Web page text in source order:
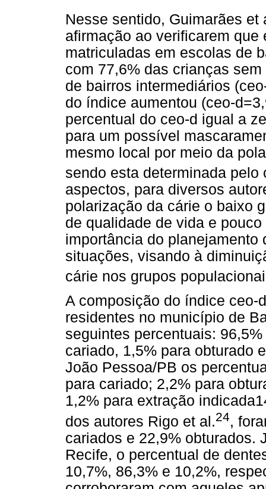
Nesse sentido, Guimarães et
afirmação ao verificarem
matriculadas em escolas de
com 77,6% das crianças
de bairros intermediários
do índice aumentou (ceo-
percentual do ceo-d igual a
para um possível
mesmo local por meio da
sendo esta determinada pelo
aspectos, para diversos
polarização da cárie o baixo
de qualidade de vida e
importância do
situações, visando à
cárie nos grupos
A composição do índice ceo-
residentes no município de
seguintes percentuais:
cariado, 1,5% para obturado
João Pessoa/PB os
para cariado; 2,2% para
1,2% para extração
dos autores Rigo et al.24,
cariados e 22,9% obturados.
Recife, o percentual de
10,7%, 86,3% e 10,2%,